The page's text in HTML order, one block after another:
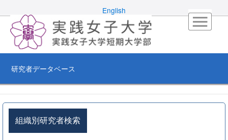
English
研究者データベース
組織別研究者検索